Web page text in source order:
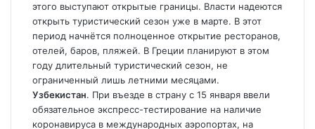
этого выступают открытые границы. Власти надеются
открыть туристический сезон уже в марте. В этот
период начнётся полноценное открытие ресторанов,
отелей, баров, пляжей. В Греции планируют в этом
году длительный туристический сезон, не
ограниченный лишь летними месяцами.
Узбекистан. При въезде в страну с 15 января ввели
обязательное экспресс-тестирование на наличие
коронавируса в международных аэропортах, на